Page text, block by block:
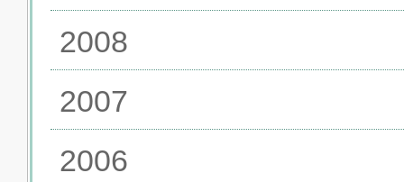
2008
2007
2006